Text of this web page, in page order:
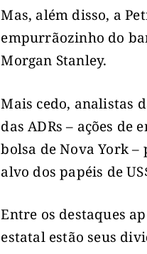
Mas, além disso, a
empurrãozinho do
Morgan Stanley.
Mais cedo, analistas
das ADRs – ações de
bolsa de Nova York
alvo dos papéis de
Entre os destaques
estatal estão seus